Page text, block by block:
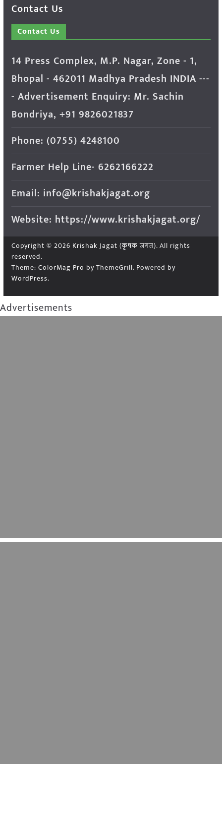
Contact Us
Contact Us
14 Press Complex, M.P. Nagar, Zone - 1,
Bhopal - 462011 Madhya Pradesh INDIA ---
- Advertisement Enquiry: Mr. Sachin
Bondriya, +91 9826021837
Phone: (0755) 4248100
Farmer Help Line- 6262166222
Email: info@krishakjagat.org
Website: https://www.krishakjagat.org/
Copyright © 2026 Krishak Jagat (कृषक जगत). All rights
reserved.
Theme: ColorMag Pro by ThemeGrill. Powered by
WordPress.
Advertisements